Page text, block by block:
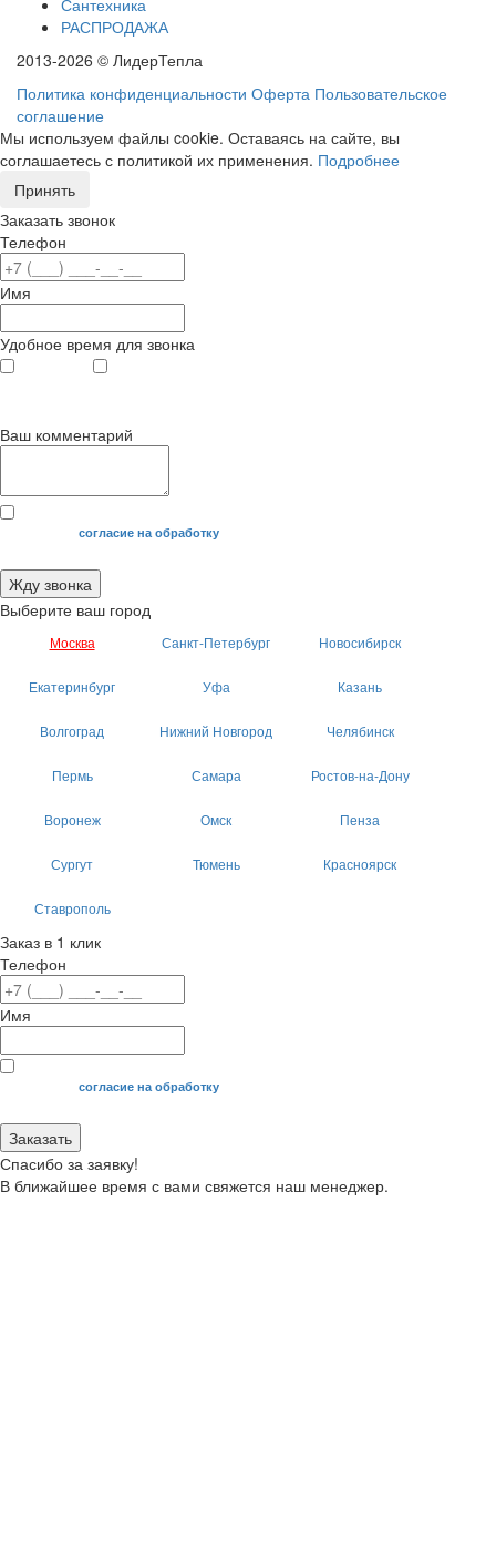
РАСПРОДАЖА
2013-2026 © ЛидерТепла
Политика конфиденциальности Оферта Пользовательское
соглашение
Мы используем файлы cookie. Оставаясь на сайте, вы
соглашаетесь с политикой их применения. Подробнее
Принять
Заказать звонок
Телефон
Имя
Удобное время для звонка
Ваш комментарий
Я даю своесогласие на обработку
Жду звонка
Выберите ваш город
Москва Санкт-Петербург Новосибирск
Екатеринбург Уфа Казань
Волгоград Нижний Новгород Челябинск
Пермь Самара Ростов-на-Дону
Воронеж Омск Пенза
Сургут Тюмень Красноярск
Ставрополь
Заказ в 1 клик
Телефон
Имя
Я даю своесогласие на обработку
Заказать
Спасибо за заявку!
В ближайшее время с вами свяжется наш менеджер.